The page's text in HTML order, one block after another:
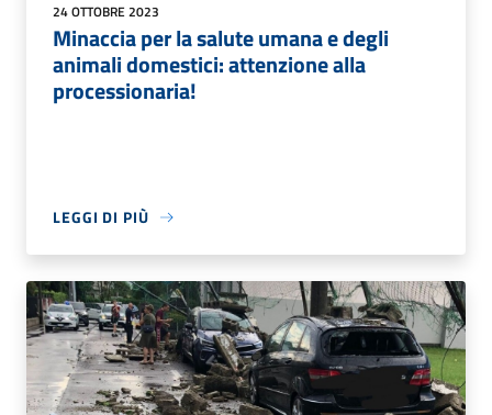
24 OTTOBRE 2023
Minaccia per la salute umana e degli
animali domestici: attenzione alla
processionaria!
LEGGI DI PIÙ